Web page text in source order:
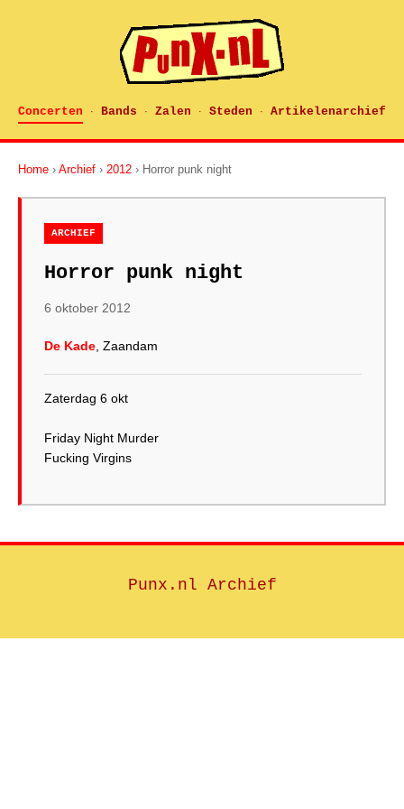
Concerten · Bands · Zalen · Steden · Artikelenarchief
Home › Archief › 2012 › Horror punk night
ARCHIEF
Horror punk night
6 oktober 2012
De Kade , Zaandam
Zaterdag 6 okt
Friday Night Murder
Punx.nl Archief